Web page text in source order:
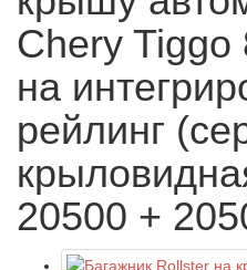
Chery Tiggo
на
рейлинг
20500 +